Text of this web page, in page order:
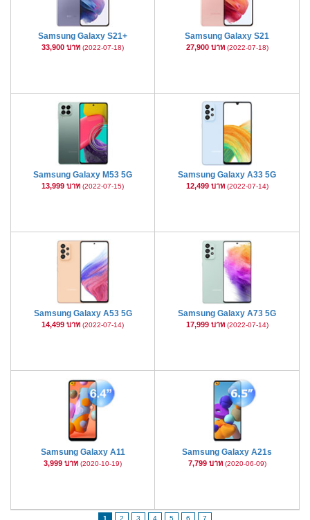
Samsung Galaxy S21+
33,900 บาท (2022-07-18)
Samsung Galaxy S21
27,900 บาท (2022-07-18)
Samsung Galaxy M53 5G
13,999 บาท (2022-07-15)
Samsung Galaxy A33 5G
12,499 บาท (2022-07-14)
Samsung Galaxy A53 5G
14,499 บาท (2022-07-14)
Samsung Galaxy A73 5G
17,999 บาท (2022-07-14)
Samsung Galaxy A11
3,999 บาท (2020-10-19)
Samsung Galaxy A21s
7,799 บาท (2020-06-09)
1 2 3 4 5 6 7